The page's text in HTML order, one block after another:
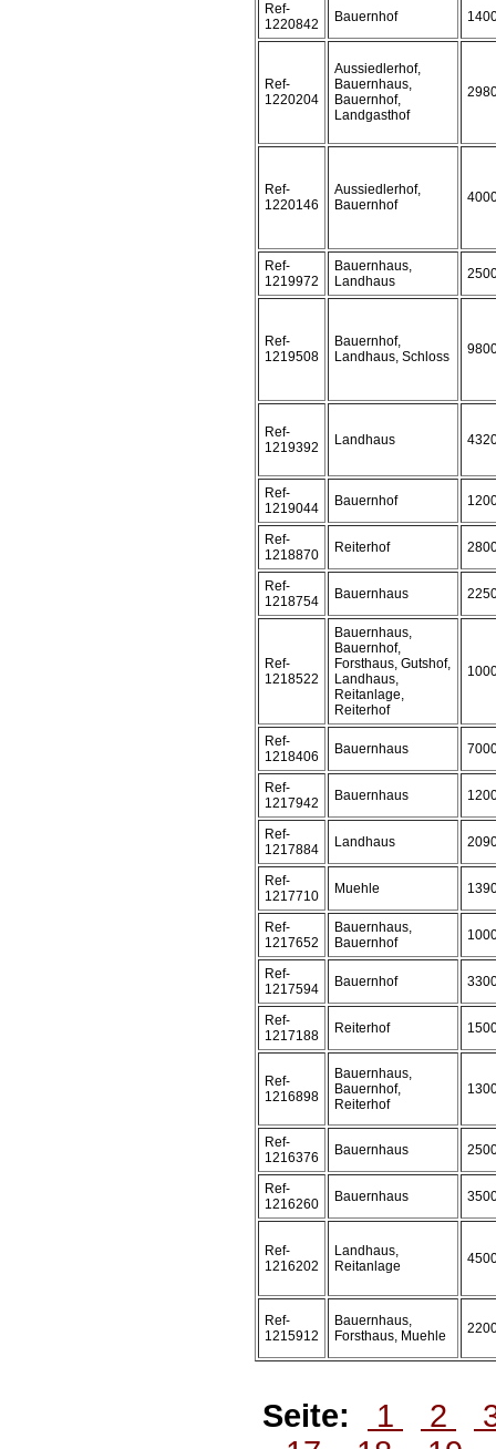
Ref-
1220842
Bauernhof
Ref-
1220204
Aussiedlerhof,
Bauernhaus,
Bauernhof,
Landgasthof
Ref-
1220146
Aussiedlerhof,
Bauernhof
Ref-
1219972
Bauernhaus,
Landhaus
Ref-
1219508
Bauernhof,
Landhaus, Schloss
Ref-
1219392
Landhaus
Ref-
1219044
Bauernhof
Ref-
1218870
Reiterhof
Ref-
1218754
Bauernhaus
Ref-
1218522
Bauernhaus,
Bauernhof,
Forsthaus, Gutshof,
Landhaus,
Reitanlage,
Reiterhof
Ref-
1218406
Bauernhaus
Ref-
1217942
Bauernhaus
Ref-
1217884
Landhaus
Ref-
1217710
Muehle
Ref-
1217652
Bauernhaus,
Bauernhof
Ref-
1217594
Bauernhof
Ref-
1217188
Reiterhof
Ref-
1216898
Bauernhaus,
Bauernhof,
Reiterhof
Ref-
1216376
Bauernhaus
Ref-
1216260
Bauernhaus
Ref-
1216202
Landhaus,
Reitanlage
Ref-
1215912
Bauernhaus,
Forsthaus, Muehle
Seite: 1 2